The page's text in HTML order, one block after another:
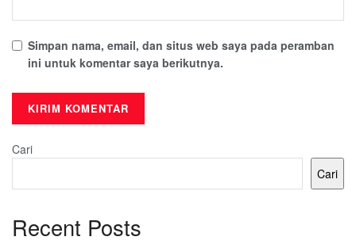
Simpan nama, email, dan situs web saya pada peramban
ini untuk komentar saya berikutnya.
Cari
Cari
Recent Posts